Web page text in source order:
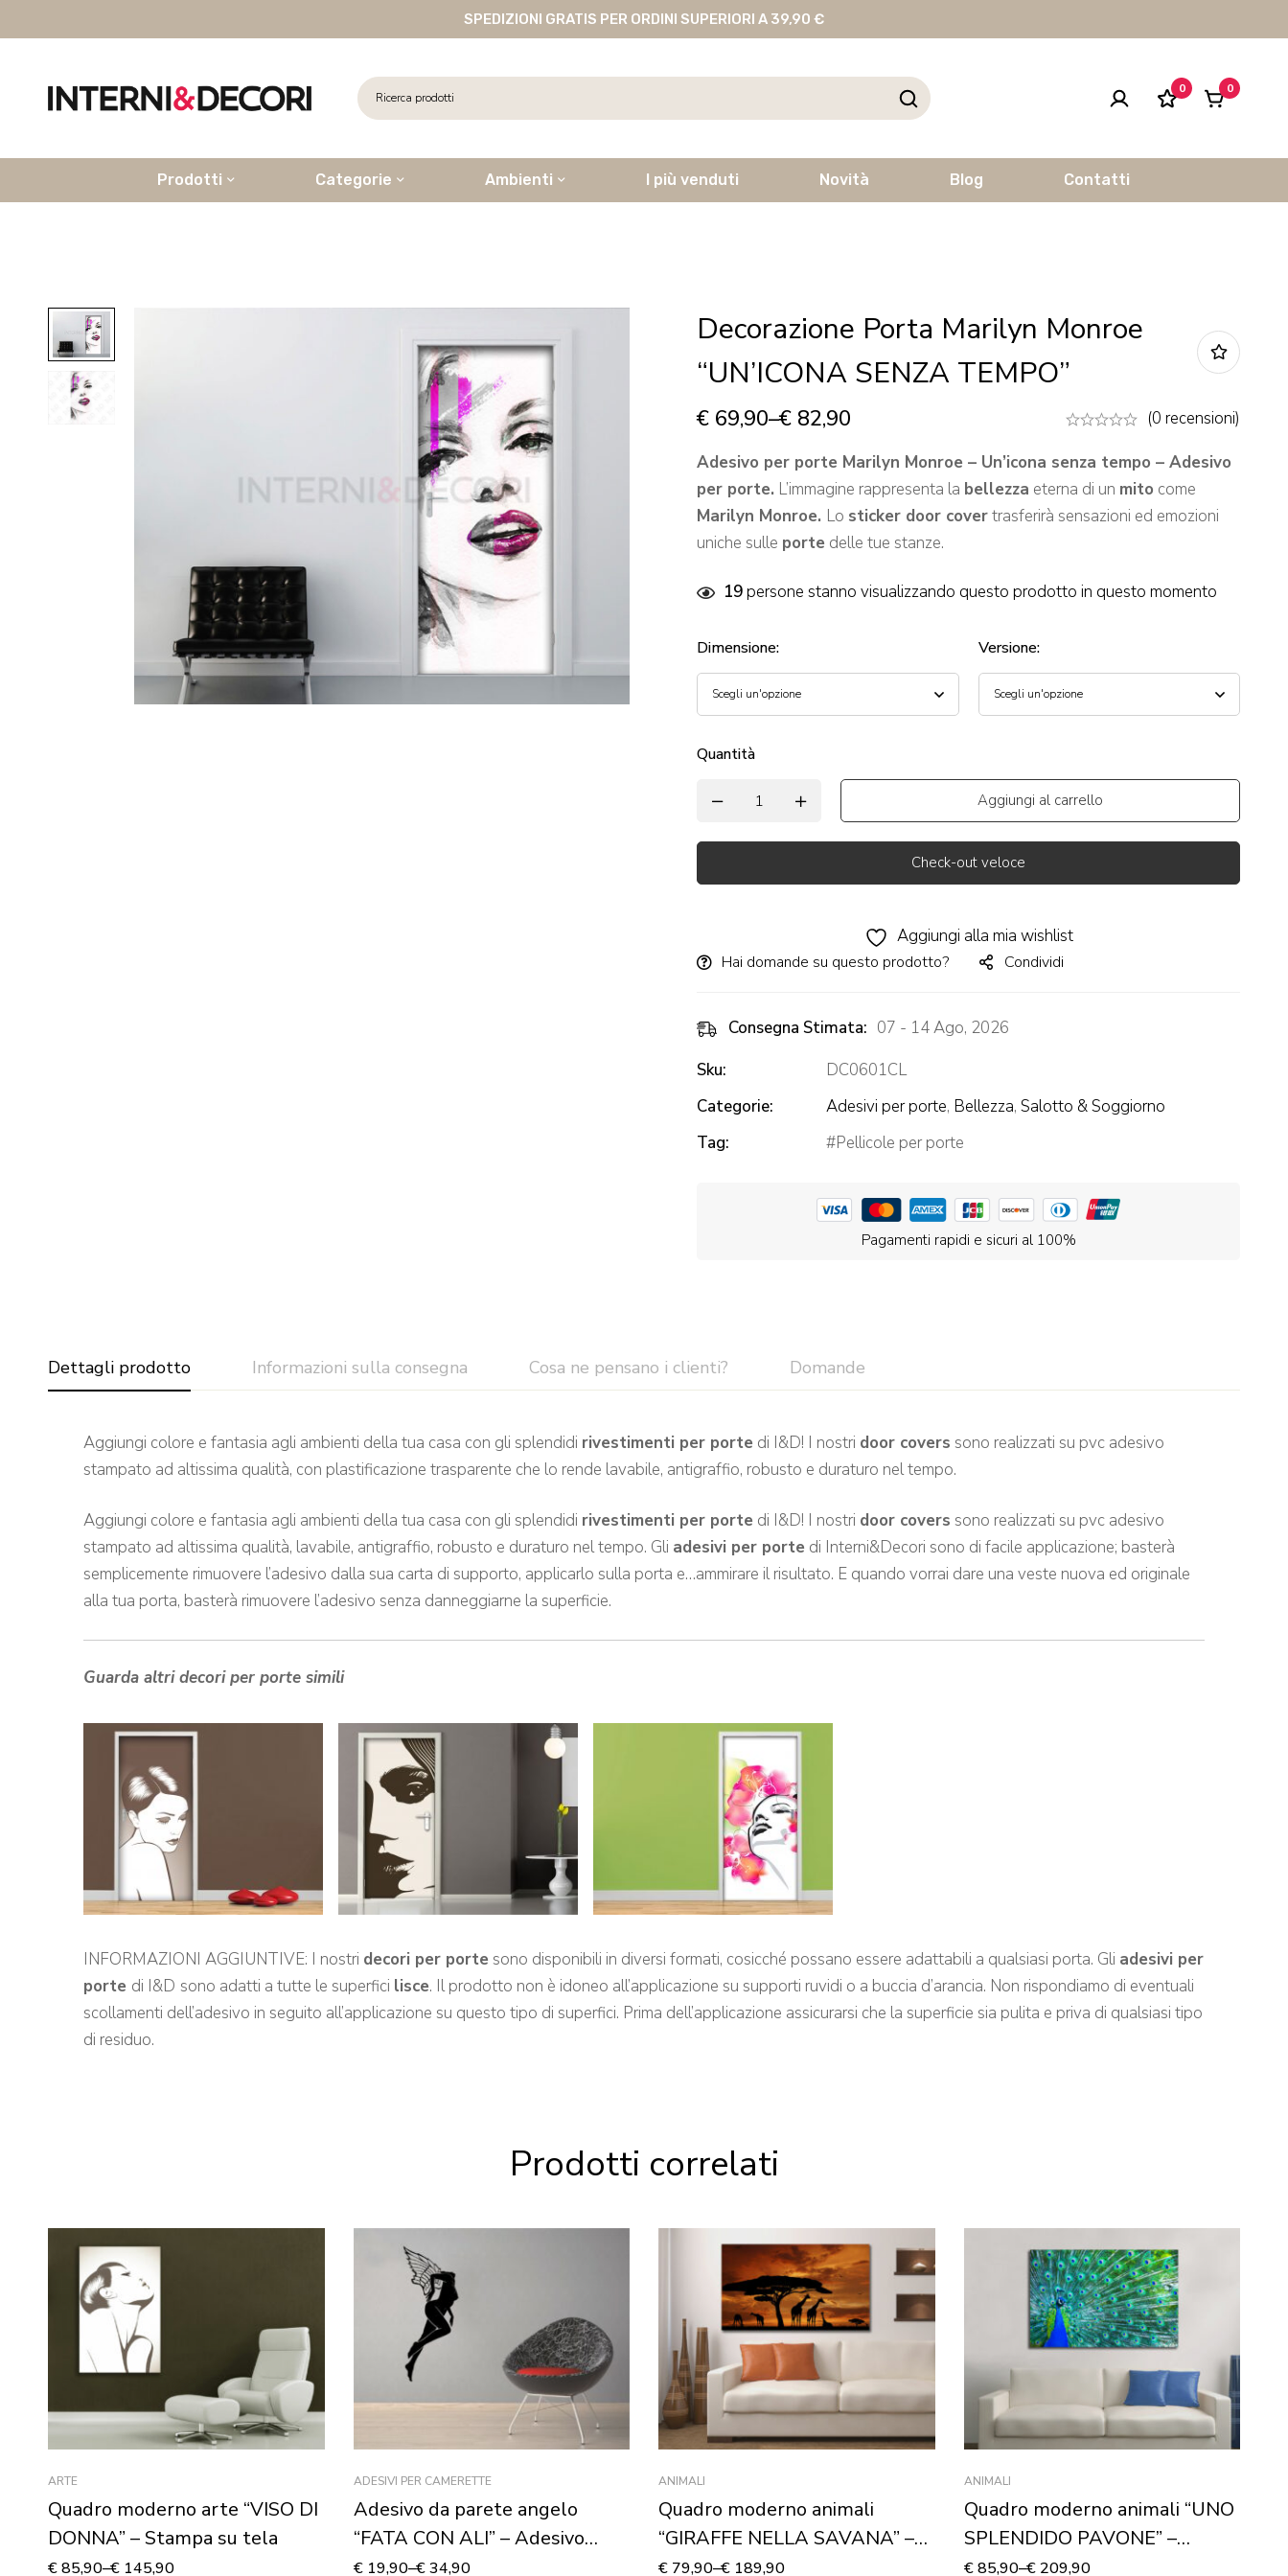
SPEDIZIONI GRATIS PER ORDINI SUPERIORI A 39,90 €
0 0
Prodotti Categorie Ambienti I più venduti Novità Blog Contatti
Decorazione Porta Marilyn Monroe
“UN’ICONA SENZA TEMPO”
€ 69,90–€ 82,90
(0 recensioni)
Adesivo per porte Marilyn Monroe – Un’icona senza tempo – Adesivo
per porte. L’immagine rappresenta la bellezza eterna di un mito come
Marilyn Monroe. Lo sticker door covertrasferirà sensazioni ed emozioni
uniche sulle porte delle tue stanze.
19persone stanno visualizzando questo prodotto in questo momento
Dimensione: Versione:
Quantità
Aggiungi al carrello
Check-out veloce
Aggiungi alla mia wishlist
Hai domande su questo prodotto? Condividi
Consegna Stimata: 07 - 14 Ago, 2026
Sku:
DC0601CL
Categorie:
Adesivi per porte, Bellezza, Salotto & Soggiorno
Tag:
Pellicole per porte
Pagamenti rapidi e sicuri al 100%
Dettagli prodotto Informazioni sulla consegna Cosa ne pensano i clienti? Domande
Aggiungi colore e fantasia agli ambienti della tua casa con gli splendidi rivestimenti per porte di I&D! I nostri door covers sono realizzati su pvc adesivo
stampato ad altissima qualità, con plastificazione trasparente che lo rende lavabile, antigraffio, robusto e duraturo nel tempo.
Aggiungi colore e fantasia agli ambienti della tua casa con gli splendidi rivestimenti per porte di I&D! I nostri door covers sono realizzati su pvc adesivo
stampato ad altissima qualità, lavabile, antigraffio, robusto e duraturo nel tempo. Gli adesivi per porte di Interni&Decori sono di facile applicazione; basterà
semplicemente rimuovere l’adesivo dalla sua carta di supporto, applicarlo sulla porta e…ammirare il risultato. E quando vorrai dare una veste nuova ed originale
alla tua porta, basterà rimuovere l’adesivo senza danneggiarne la superficie.
Guarda altri decori per porte simili
INFORMAZIONI AGGIUNTIVE: I nostri decori per porte sono disponibili in diversi formati, cosicché possano essere adattabili a qualsiasi porta. Gli adesivi per
porte di I&D sono adatti a tutte le superfici lisce. Il prodotto non è idoneo all’applicazione su supporti ruvidi o a buccia d’arancia. Non rispondiamo di eventuali
scollamenti dell’adesivo in seguito all’applicazione su questo tipo di superfici. Prima dell’applicazione assicurarsi che la superficie sia pulita e priva di qualsiasi tipo
di residuo.
Prodotti correlati
ARTE
Quadro moderno arte “VISO DI
DONNA” – Stampa su tela
€85,90–€ 145,90
ADESIVI PER CAMERETTE
Adesivo da parete angelo
“FATA CON ALI” – Adesivo
murale
€19,90–€34,90
ANIMALI
Quadro moderno animali
“GIRAFFE NELLA SAVANA” –
Stampa su tela
€ 79,90–€ 189,90
ANIMALI
Quadro moderno animali “UNO
SPLENDIDO PAVONE” –
Stampa su tela
€85,90–€209,90